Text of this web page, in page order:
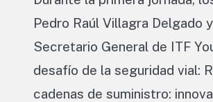
Pedro Raúl Villagra Delgado
Secretario General de ITF
desafío de la seguridad vial:
cadenas de suministro: